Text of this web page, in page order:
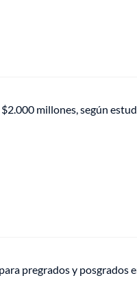
millones, según
pregrados y posgrados